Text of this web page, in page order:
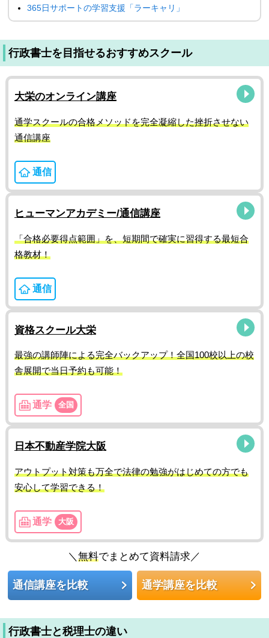
365日サポートの学習支援「ラーキャリ」
行政書士を目指せるおすすめスクール
大栄のオンライン講座
通学スクールの合格メソッドを完全凝縮した挫折させない
通信講座
通信
ヒューマンアカデミー/通信講座
「合格必要得点範囲」を、短期間で確実に習得する最短合
格教材！
通信
資格スクール大栄
最強の講師陣による完全バックアップ！全国100校以上の校
舎展開で当日予約も可能！
通学 全国
日本不動産学院大阪
アウトプット対策も万全で法律の勉強がはじめての方でも
安心して学習できる！
通学 大阪
＼無料でまとめて資料請求／
通信講座を比較 通学講座を比較
行政書士と税理士の違い